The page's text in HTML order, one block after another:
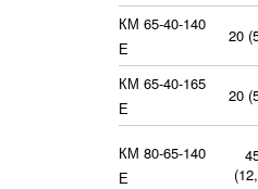
КМ 65-40-140
Е
20
КМ 65-40-165
Е
20
КМ 80-65-140
Е